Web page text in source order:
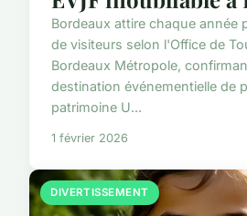
Bordeaux attire chaque année
de visiteurs selon l'Office de
Bordeaux Métropole,
destination événementielle de
patrimoine U...
1 février 2026
DIVERTISSEMENT